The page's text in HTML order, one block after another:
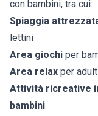
con bambini, tra cui:
Spiaggia
lettini
Area giochi per
Area relax per
Attività ricreative
bambini